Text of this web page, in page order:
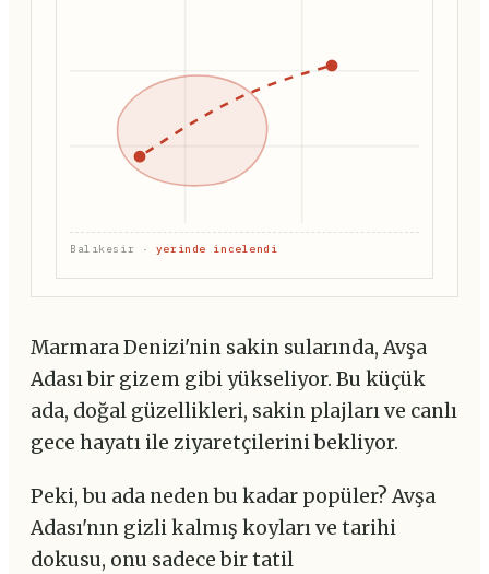
Balıkesir · yerinde incelendi
Marmara Denizi'nin sakin sularında, Avşa
Adası bir gizem gibi yükseliyor. Bu küçük
ada, doğal güzellikleri, sakin plajları ve canlı
gece hayatı ile ziyaretçilerini bekliyor.
Peki, bu ada neden bu kadar popüler? Avşa
Adası'nın gizli kalmış koyları ve tarihi
dokusu, onu sadece bir tatil